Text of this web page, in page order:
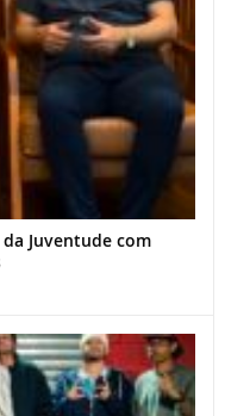
Juventude com